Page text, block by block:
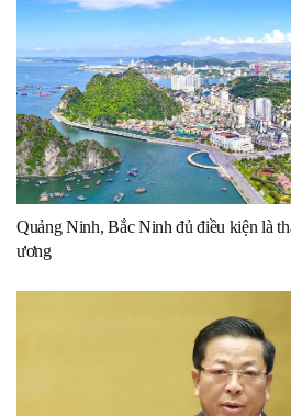
Quảng Ninh, Bắc Ninh đủ điều kiện là
ương